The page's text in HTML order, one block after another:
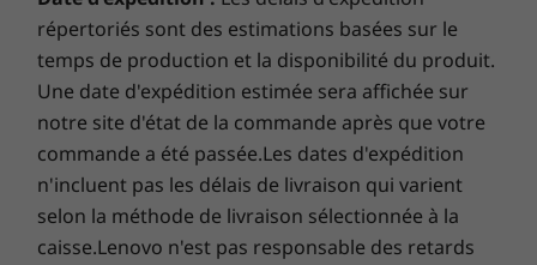
To see & hear anything, just ask away
Whether you want to hear your favorite playlist
or watch celebrity chefs on YouTube, simply
ask. There’s no need to get up or press
anything. What’s more, the 5W stereo speaker
on the Lenovo Smart Display 7 can fill any
room with crisp, clear sound.
Bluetooth®5.0
Camera
Front: 2MP with wide-angle viewing
Webcam
720p
répertoriés sont des estimations basées sur le
temps de production et la disponibilité du produit.
Une date d'expédition estimée sera affichée sur
notre site d'état de la commande après que votre
commande a été passée.Les dates d'expédition
n'incluent pas les délais de livraison qui varient
selon la méthode de livraison sélectionnée à la
caisse.Lenovo n'est pas responsable des retards